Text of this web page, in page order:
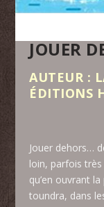
JOUER
AUTEUR :
ÉDITIONS
Jouer dehors…
loin, parfois très
qu’en ouvrant
toundra, dans